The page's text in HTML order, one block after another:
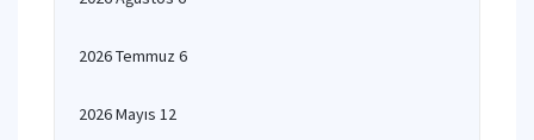
2026 Temmuz 6
2026 Mayıs 12